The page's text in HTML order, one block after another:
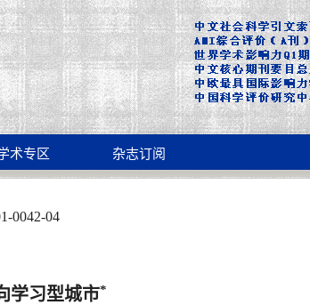
术专区 杂志订阅
-0042-04
学习型城市*